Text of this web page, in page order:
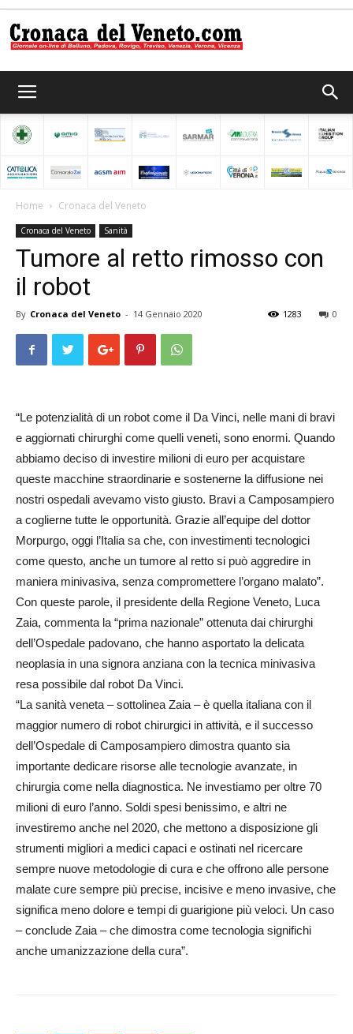
del
Home Cronaca del Veneto
Cronaca del Veneto Sanità
Tumore al retto rimosso con
il robot
By Cronaca del Veneto - 14 Gennaio 2020 0
1283
“Le potenzialità di un robot come il Da Vinci, nelle mani di bravi
e aggiornati chirurghi come quelli veneti, sono enormi. Quando
abbiamo deciso di investire milioni di euro per acquistare
queste macchine straordinarie e sostenerne la diffusione nei
nostri ospedali avevamo visto giusto. Bravi a Camposampiero
a coglierne tutte le opportunità. Grazie all’equipe del dottor
Morpurgo, oggi l’Italia sa che, con investimenti tecnologici
come questo, anche un tumore al retto si può aggredire in
maniera minivasiva, senza compromettere l’organo malato”.
Con queste parole, il presidente della Regione Veneto, Luca
Zaia, commenta la “prima nazionale” ottenuta dai chirurghi
dell’Ospedale padovano, che hanno asportato la delicata
neoplasia in una signora anziana con la tecnica minivasiva
resa possibile dal robot Da Vinci.
“La sanità veneta – sottolinea Zaia – è quella italiana con il
maggior numero di robot chirurgici in attività, e il successo
dell’Ospedale di Camposampiero dimostra quanto sia
importante dedicare risorse alle tecnologie avanzate, in
chirurgia come nella diagnostica. Ne investiamo per oltre 70
milioni di euro l’anno. Soldi spesi benissimo, e altri ne
investiremo anche nel 2020, che mettono a disposizione gli
strumenti migliori a medici capaci e ostinati nel ricercare
sempre nuove metodologie di cura e che offrono alle persone
malate cure sempre più precise, incisive e meno invasive, che
significa meno dolore e tempi di guarigione più veloci. Un caso
– conclude Zaia – che dimostra come tecnologia significhi
anche umanizzazione della cura”.